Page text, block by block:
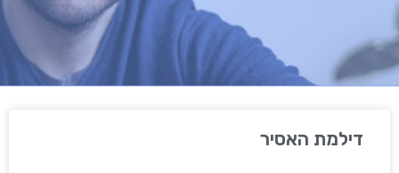
דילמת האסיר